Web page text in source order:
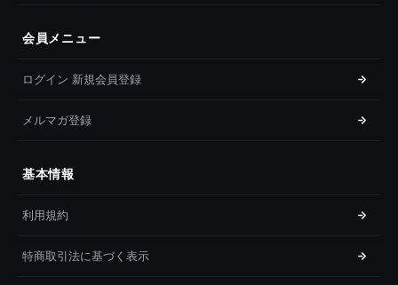
会員メニュー
ログイン 新規会員登録
メルマガ登録
基本情報
利用規約
特商取引法に基づく表示